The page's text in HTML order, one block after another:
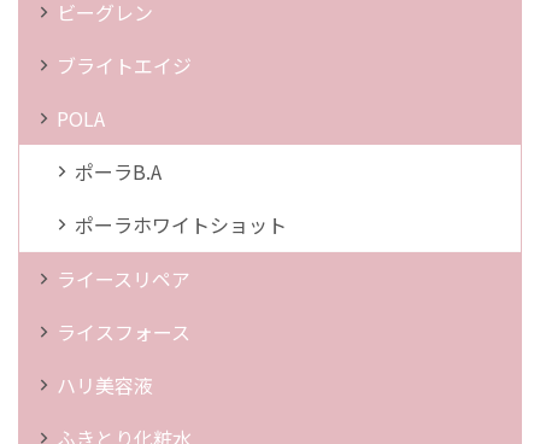
ビーグレン
ブライトエイジ
POLA
ポーラB.A
ポーラホワイトショット
ライースリペア
ライスフォース
ハリ美容液